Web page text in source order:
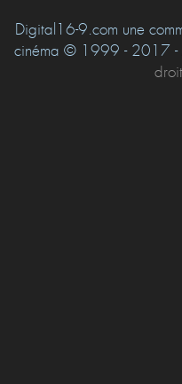
Digital16-9.com une
cinéma © 1999 - 2017 -